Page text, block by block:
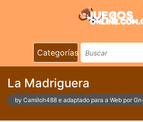
Categorías
La Madriguera
by Camiloh488 e adaptado para a Web por